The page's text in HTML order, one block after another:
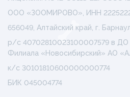
ООО «ЗООМИРОВО», ИНН
656049, Алтайский край, г.
р/с 40702810023100007579 в ДО
Филиала «Новосибирский» АО
к/с 30101810600000000774
БИК 045004774